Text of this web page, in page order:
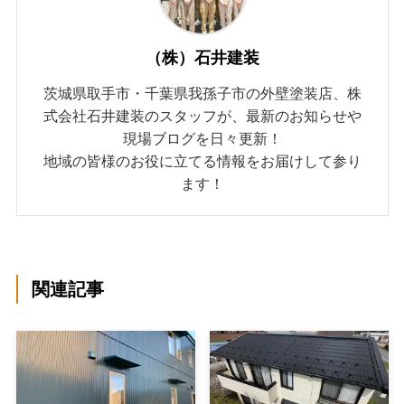
（株）石井建装
茨城県取手市・千葉県我孫子市の外壁塗装店、株
式会社石井建装のスタッフが、最新のお知らせや
現場ブログを日々更新！
地域の皆様のお役に立てる情報をお届けして参り
ます！
関連記事